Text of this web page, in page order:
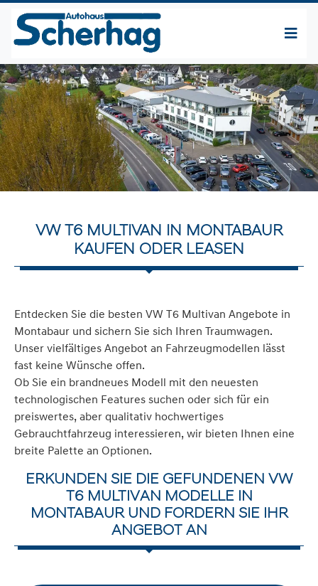
VW T6 MULTIVAN IN MONTABAUR
KAUFEN ODER LEASEN
Entdecken Sie die besten VW T6 Multivan Angebote in
Montabaur und sichern Sie sich Ihren Traumwagen.
Unser vielfältiges Angebot an Fahrzeugmodellen lässt
fast keine Wünsche offen.
Ob Sie ein brandneues Modell mit den neuesten
technologischen Features suchen oder sich für ein
preiswertes, aber qualitativ hochwertiges
Gebrauchtfahrzeug interessieren, wir bieten Ihnen eine
breite Palette an Optionen.
ERKUNDEN SIE DIE GEFUNDENEN VW
T6 MULTIVAN MODELLE IN
MONTABAUR UND FORDERN SIE IHR
ANGEBOT AN